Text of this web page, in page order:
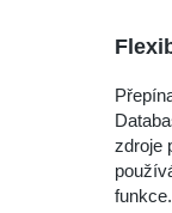
zdroje
funkce.